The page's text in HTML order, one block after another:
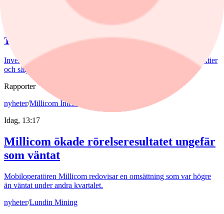
teknisk-analys
Teknisk analys: Köp storbanken
Investtechs analytiker David Östblad lyfter fram två köpvärda aktier
och säljstämplar en.
Rapporter
nyheter/Millicom International Cellular
Idag, 13:17
Millicom ökade rörelseresultatet ungefär
som väntat
Mobiloperatören Millicom redovisar en omsättning som var högre
än väntat under andra kvartalet.
nyheter/Lundin Mining